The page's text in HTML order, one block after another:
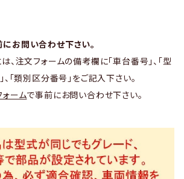
お問い合わせ下さい。
、注文フォームの備考欄に「車台番号」、「型
、「類別区分番号」をご記入下さい。
ームで事前にお問い合わせ下さい。